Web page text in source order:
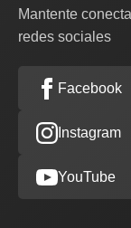
Mantente
redes sociales
Facebook
Instagram
YouTube